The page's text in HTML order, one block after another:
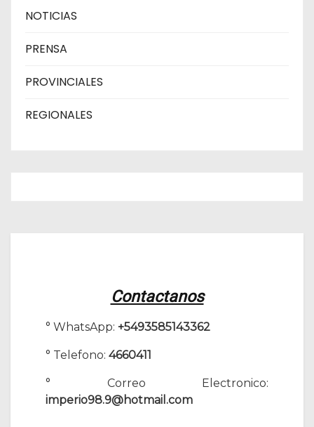
NOTICIAS
PRENSA
PROVINCIALES
REGIONALES
Contactanos
° WhatsApp: +5493585143362
° Telefono: 4660411
° Correo Electronico:
imperio98.9@hotmail.com